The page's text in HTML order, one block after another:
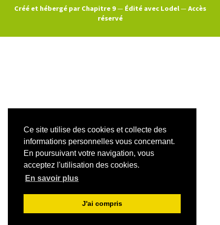
Ce site utilise des cookies et collecte des
informations personnelles vous concernant.
En poursuivant votre navigation, vous
acceptez l'utilisation des cookies.
En savoir plus
J'ai compris
Créé et hébergé par Chapitre 9— Édité avec Lodel— Accès
réservé